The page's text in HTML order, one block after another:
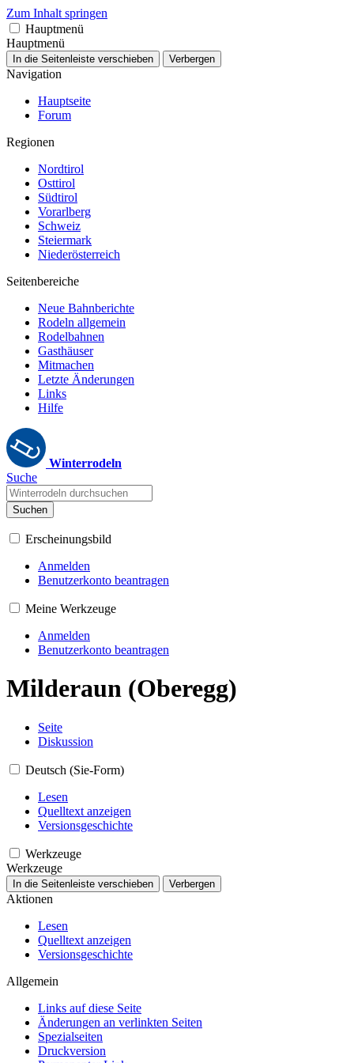
Zum Inhalt springen
Hauptmenü
Hauptmenü
In die Seitenleiste verschieben Verbergen
Navigation
Hauptseite
Forum
Regionen
Nordtirol
Osttirol
Südtirol
Vorarlberg
Schweiz
Steiermark
Niederösterreich
Seitenbereiche
Neue Bahnberichte
Rodeln allgemein
Rodelbahnen
Gasthäuser
Mitmachen
Letzte Änderungen
Links
Hilfe
Winterrodeln
Suche
Suchen
Erscheinungsbild
Anmelden
Benutzerkonto beantragen
Meine Werkzeuge
Anmelden
Benutzerkonto beantragen
Milderaun (Oberegg)
Seite
Diskussion
Deutsch (Sie-Form)
Lesen
Quelltext anzeigen
Versionsgeschichte
Werkzeuge
Werkzeuge
In die Seitenleiste verschieben Verbergen
Aktionen
Lesen
Quelltext anzeigen
Versionsgeschichte
Allgemein
Links auf diese Seite
Änderungen an verlinkten Seiten
Spezialseiten
Druckversion